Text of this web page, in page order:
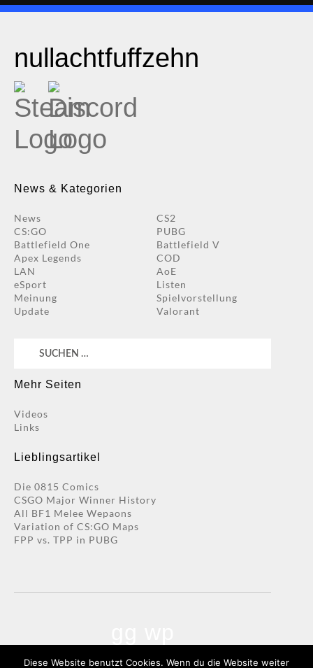
nullachtfuffzehn
News & Kategorien
News
CS2
CS:GO
PUBG
Battlefield One
Battlefield V
Apex Legends
COD
LAN
AoE
eSport
Listen
Meinung
Spielvorstellung
Update
Valorant
Suchen
Mehr Seiten
Videos
Links
Lieblingsartikel
Die 0815 Comics
CSGO Major Winner History
All BF1 Melee Wepaons
Variation of CS:GO Maps
FPP vs. TPP in PUBG
Diese Website benutzt Cookies. Wenn du die Website weiter